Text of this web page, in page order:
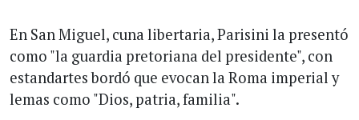
En San Miguel, cuna libertaria, Parisini la presentó
como "la guardia pretoriana del presidente", con
estandartes bordó que evocan la Roma imperial y
lemas como "Dios, patria, familia".